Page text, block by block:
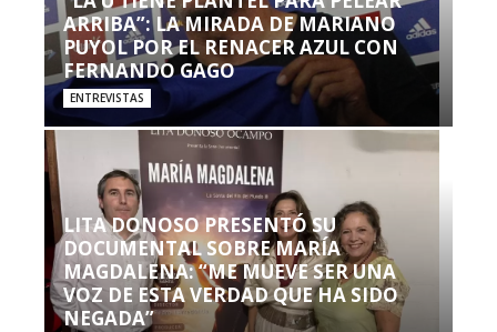
ARRIBA”: LA MIRADA DE MARIANO
PUYOL POR EL RENACER AZUL CON
FERNANDO GAGO
ENTREVISTAS
LITA DONOSO PRESENTÓ SU
DOCUMENTAL SOBRE MARÍA
MAGDALENA: “ME MUEVE SER UNA
VOZ DE ESTA VERDAD QUE HA SIDO
NEGADA”